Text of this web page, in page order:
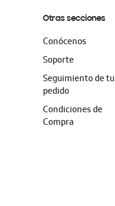
Otras secciones
Conócenos
Soporte
Seguimiento de tu
pedido
Condiciones de
Compra